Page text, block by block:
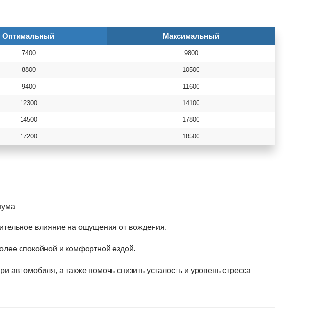
Оптимальный Максимальный
7400 9800
8800 10500
9400 11600
12300 14100
14500 17800
17200 18500
влияние на ощущения от вождения.
спокойной и комфортной ездой.
а также помочь снизить усталость и уровень стресса